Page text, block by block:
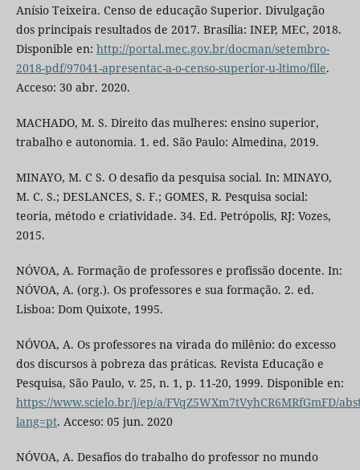
Anísio Teixeira. Censo de educação Superior. Divulgação
dos principais resultados de 2017. Brasília: INEP, MEC, 2018.
Disponible en: http://portal.mec.gov.br/docman/setembro-
2018-pdf/97041-apresentac-a-o-censo-superior-u-ltimo/file.
Acceso: 30 abr. 2020.
MACHADO, M. S. Direito das mulheres: ensino superior,
trabalho e autonomia. 1. ed. São Paulo: Almedina, 2019.
MINAYO, M. C S. O desafio da pesquisa social. In: MINAYO,
M. C. S.; DESLANCES, S. F.; GOMES, R. Pesquisa social:
teoria, método e criatividade. 34. Ed. Petrópolis, RJ: Vozes,
2015.
NÓVOA, A. Formação de professores e profissão docente. In:
NÓVOA, A. (org.). Os professores e sua formação. 2. ed.
Lisboa: Dom Quixote, 1995.
NÓVOA, A. Os professores na virada do milênio: do excesso
dos discursos à pobreza das práticas. Revista Educação e
Pesquisa, São Paulo, v. 25, n. 1, p. 11-20, 1999. Disponible en:
https://www.scielo.br/j/ep/a/FVqZ5WXm7tVyhCR6MRfGmFD/
lang=pt. Acceso: 05 jun. 2020
NÓVOA, A. Desafios do trabalho do professor no mundo